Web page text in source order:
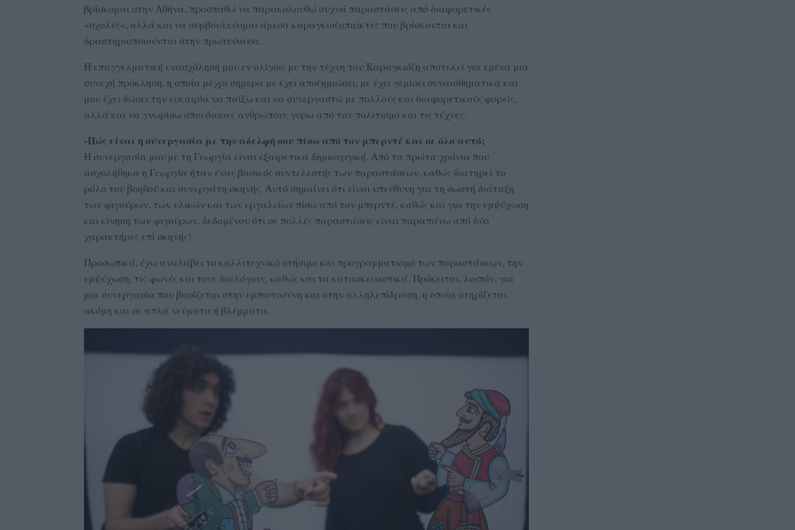
βρίσκομαι στην Αθήνα, προσπαθώ να παρακολουθώ συχνά παραστάσεις από διαφορετικές
«σχολές», αλλά και να συμβουλεύομαι άμεσα καραγκιοζοπαίκτες που βρίσκονται και
δραστηριοποιούνται στην πρωτεύουσα.
Η επαγγελματική ενασχόλησή μου εν ολίγοις με την τέχνη του Καραγκιόζη αποτελεί για εμένα μια
συνεχή πρόκληση, η οποία μέχρι σήμερα με έχει αποζημιώσει, με έχει γεμίσει συναισθηματικά και
μου έχει δώσει την ευκαιρία να παίξω και να συνεργαστώ με πολλούς και διαφορετικούς φορείς,
αλλά και να γνωρίσω σπουδαίους ανθρώπους γύρω από τον πολιτισμό και τις τέχνες.
-Πώς είναι η συνεργασία με την αδελφή σου πίσω από τον μπερντέ και σε όλο αυτό;
Η συνεργασία μου με τη Γεωργία είναι εξαιρετικά δημιουργική. Από τα πρώτα χρόνια που
ασχολήθηκα η Γεωργία ήταν ένας βασικός συντελεστής των παραστάσεων, καθώς διατηρεί το
ρόλο του βοηθού και συνεργάτη σκηνής. Αυτό σημαίνει ότι είναι υπεύθυνη για τη σωστή διάταξη
των φιγούρων, των υλικών και των εργαλείων πίσω από τον μπερντέ, καθώς και για την εμψύχωση
και κίνηση των φιγούρων, δεδομένου ότι σε πολλές παραστάσεις είναι παραπάνω από δύο
χαρακτήρες επί σκηνής!
Προσωπικά, έχω αναλάβει το καλλιτεχνικό στήσιμο και προγραμματισμό των παραστάσεων, την
εμψύχωση, τις φωνές και τους διαλόγους, καθώς και τα κατασκευαστικά. Πρόκειται, λοιπόν, για
μια συνεργασία που βασίζεται στην εμπιστοσύνη και στην αλληλεπίδραση, η οποία στηρίζεται
ακόμη και σε απλά νεύματα ή βλέμματα.